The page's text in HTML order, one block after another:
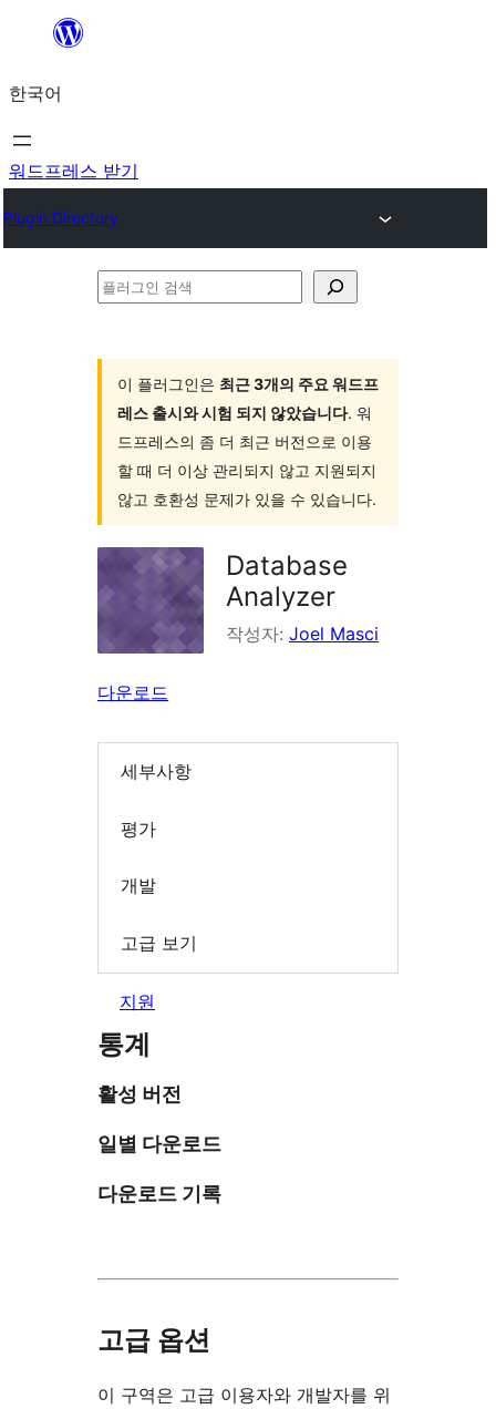
츠
로
바
가
한국어
워드프레스 받기
Plugin Directory
플
이 플러그인은 최근 3개의 주요 워드프
레스 출시와 시험 되지 않았습니다. 워
드프레스의 좀 더 최근 버전으로 이용
할 때 더 이상 관리되지 않고 지원되지
않고 호환성 문제가 있을 수 있습니다.
Database
Analyzer
작성자: Joel Masci
다운로드
세부사항
평가
개발
고급 보기
지원
통계
활성 버전
일별 다운로드
다운로드 기록
고급 옵션
이 구역은 고급 이용자와 개발자를 위